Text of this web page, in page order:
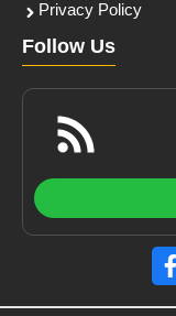
Privacy Policy
Follow Us